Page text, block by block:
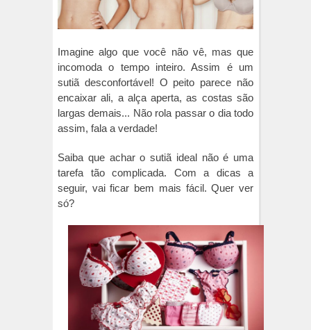
Imagine algo que você não vê, mas que
incomoda o tempo inteiro. Assim é um
sutiã desconfortável! O peito parece não
encaixar ali, a alça aperta, as costas são
largas demais... Não rola passar o dia todo
assim, fala a verdade!
Saiba que achar o sutiã ideal não é uma
tarefa tão complicada. Com a dicas a
seguir, vai ficar bem mais fácil. Quer ver
só?